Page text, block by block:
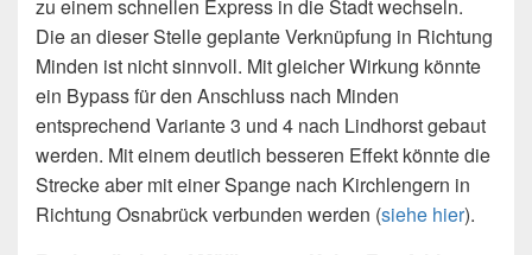
zu einem schnellen Express in die Stadt wechseln.
Die an dieser Stelle geplante Verknüpfung in Richtung
Minden ist nicht sinnvoll. Mit gleicher Wirkung könnte
ein Bypass für den Anschluss nach Minden
entsprechend Variante 3 und 4 nach Lindhorst gebaut
werden. Mit einem deutlich besseren Effekt könnte die
Strecke aber mit einer Spange nach Kirchlengern in
Richtung Osnabrück verbunden werden (siehe hier).